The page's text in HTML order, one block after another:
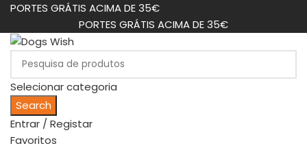
PORTES GRÁTIS ACIMA DE 35€
PORTES GRÁTIS ACIMA DE 35€
Selecionar categoria
Search
Entrar / Registar
Favoritos